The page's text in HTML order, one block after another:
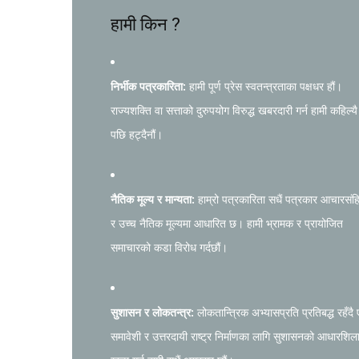
हामी किन ?
निर्भीक पत्रकारिता: हामी पूर्ण प्रेस स्वतन्त्रताका पक्षधर हौं।
राज्यशक्ति वा सत्ताको दुरुपयोग विरुद्ध खबरदारी गर्न हामी कहिल्यै
पछि हट्दैनौं।
नैतिक मूल्य र मान्यता: हाम्रो पत्रकारिता सधैं पत्रकार
र उच्च नैतिक मूल्यमा आधारित छ। हामी भ्रामक र प्रायोजित
समाचारको कडा विरोध गर्दछौं।
सुशासन र लोकतन्त्र: लोकतान्त्रिक अभ्यासप्रति प्रतिबद्ध रहँदै
समावेशी र उत्तरदायी राष्ट्र निर्माणका लागि सुशासनको आधारशिला